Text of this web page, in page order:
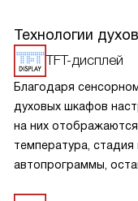
Технологии
TFT-дисплей
Благодаря
духовых шкафов
на них
температура,
автопрограммы,